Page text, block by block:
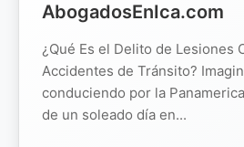
AbogadosEnIca.com
¿Qué Es el Delito de Lesiones
Accidentes de Tránsito?
conduciendo por la
de un soleado día en...